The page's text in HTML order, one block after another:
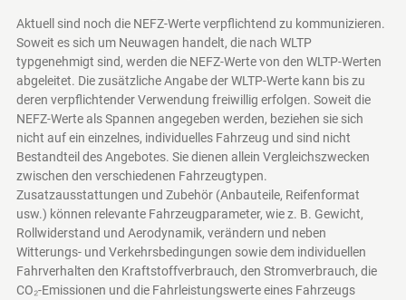
Aktuell sind noch die NEFZ-Werte verpflichtend zu kommunizieren.
Soweit es sich um Neuwagen handelt, die nach WLTP
typgenehmigt sind, werden die NEFZ-Werte von den WLTP-Werten
abgeleitet. Die zusätzliche Angabe der WLTP-Werte kann bis zu
deren verpflichtender Verwendung freiwillig erfolgen. Soweit die
NEFZ-Werte als Spannen angegeben werden, beziehen sie sich
nicht auf ein einzelnes, individuelles Fahrzeug und sind nicht
Bestandteil des Angebotes. Sie dienen allein Vergleichszwecken
zwischen den verschiedenen Fahrzeugtypen.
Zusatzausstattungen und Zubehör (Anbauteile, Reifenformat
usw.) können relevante Fahrzeugparameter, wie z. B. Gewicht,
Rollwiderstand und Aerodynamik, verändern und neben
Witterungs- und Verkehrsbedingungen sowie dem individuellen
Fahrverhalten den Kraftstoffverbrauch, den Stromverbrauch, die
CO₂-Emissionen und die Fahrleistungswerte eines Fahrzeugs